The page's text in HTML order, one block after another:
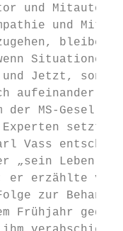
und Mitautor
und
bleiben
Situationen
Jetzt,
aufeinander
der MS-
Vass
„sein Leben
er erzählte
zur
Frühjahr